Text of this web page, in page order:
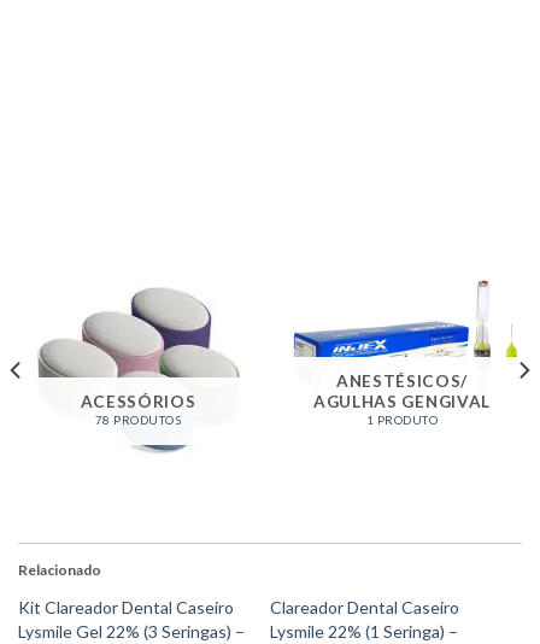
ACESSÓRIOS
78 PRODUTOS
ANESTÉSICOS/
AGULHAS GENGIVAL
1 PRODUTO
Relacionado
Kit Clareador Dental Caseiro
Lysmile Gel 22% (3 Seringas) –
Clareador Dental Caseiro
Lysmile 22% (1 Seringa) –